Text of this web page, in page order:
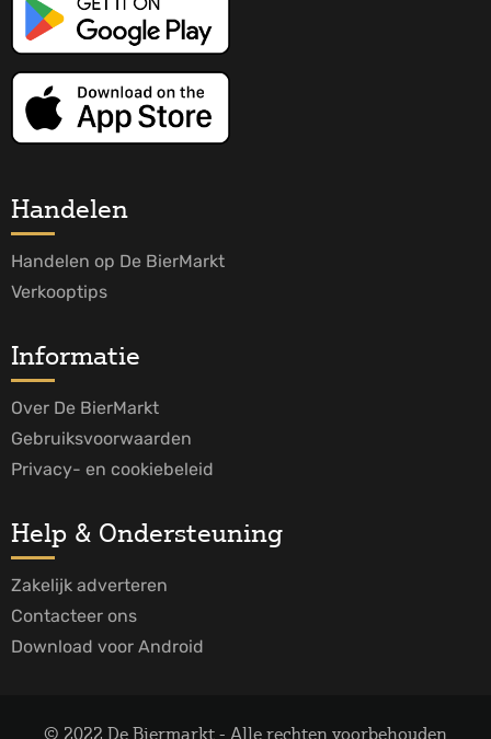
Handelen
Handelen op De BierMarkt
Verkooptips
Informatie
Over De BierMarkt
Gebruiksvoorwaarden
Privacy- en cookiebeleid
Help & Ondersteuning
Zakelijk adverteren
Contacteer ons
Download voor Android
© 2022 De Biermarkt - Alle rechten voorbehouden